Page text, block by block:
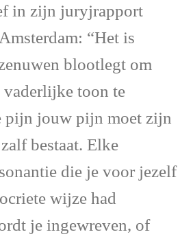
in zijn juryjrapport
“Het is
blootlegt om
toon te
pijn jouw pijn moet zijn
bestaat. Elke
die je voor jezelf
wijze had
je ingewreven, of